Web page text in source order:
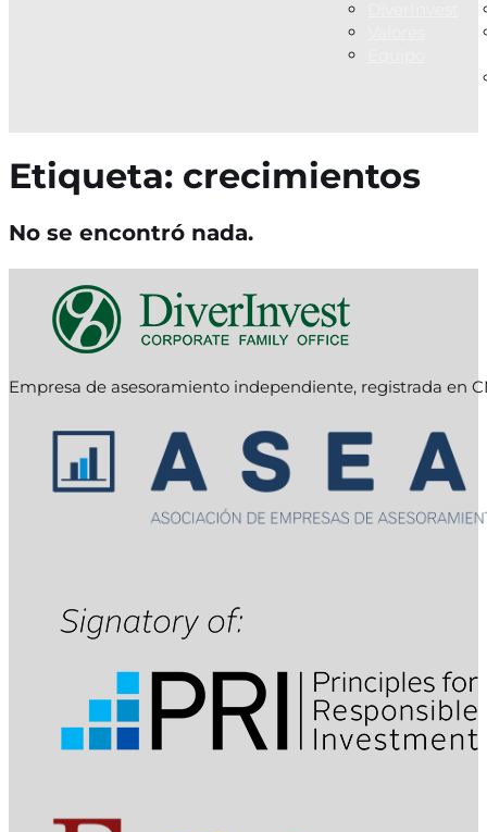
Etiqueta: crecimientos
No se encontró nada.
Empresa de asesoramiento independiente, registrada en